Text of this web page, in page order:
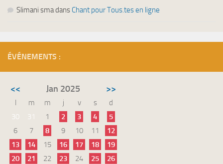
Slimani smadans Chant pour Tous.tes en ligne
ÉVÉNEMENTS :
<< Jan 2025 >>
l m m j v s
d
30
31 1 2 3 4
5
6
7 8 9 10 11
12
13
14 15 16 17 18
19
20
21 22 23 24 25
26